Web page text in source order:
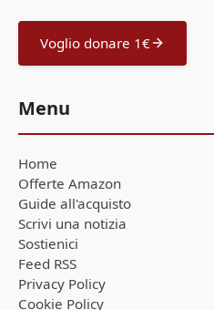
Voglio donare 1€
Menu
Home
Offerte Amazon
Guide all'acquisto
Scrivi una notizia
Sostienici
Feed RSS
Privacy Policy
Cookie Policy